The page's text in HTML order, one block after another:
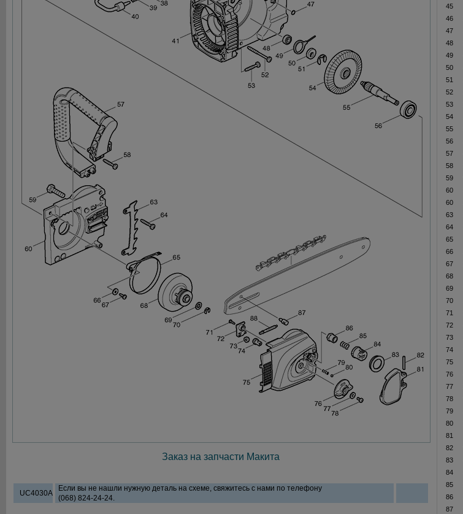
Заказ на запчасти Макита
UC4030A
Если вы не нашли нужную деталь на схеме, свяжитесь с нами по телефону
(068) 824-24-24.
45
46
47
48
49
50
51
52
53
54
55
56
57
58
59
60
60
63
64
65
66
67
68
69
70
71
72
73
74
75
76
77
78
79
80
81
82
83
84
85
86
87